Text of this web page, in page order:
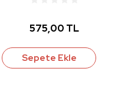
575,00 TL
Sepete Ekle